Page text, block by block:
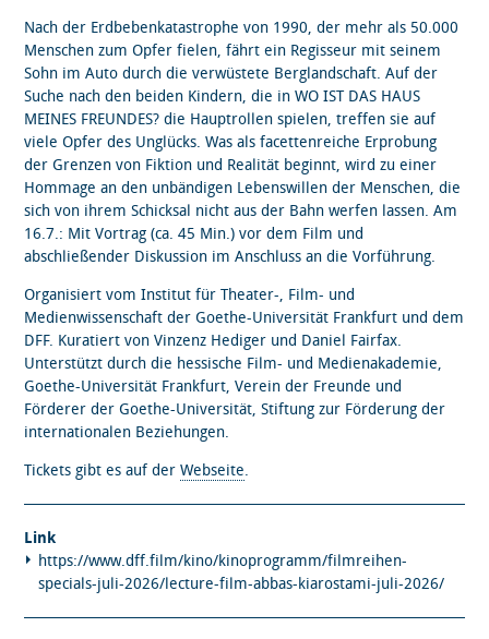
Nach der Erdbebenkatastrophe von 1990, der mehr als 50.000
Menschen zum Opfer fielen, fährt ein Regisseur mit seinem
Sohn im Auto durch die verwüstete Berglandschaft. Auf der
Suche nach den beiden Kindern, die in WO IST DAS HAUS
MEINES FREUNDES? die Hauptrollen spielen, treffen sie auf
viele Opfer des Unglücks. Was als facettenreiche Erprobung
der Grenzen von Fiktion und Realität beginnt, wird zu einer
Hommage an den unbändigen Lebenswillen der Menschen, die
sich von ihrem Schicksal nicht aus der Bahn werfen lassen. Am
16.7.: Mit Vortrag (ca. 45 Min.) vor dem Film und
abschließender Diskussion im Anschluss an die Vorführung.
Organisiert vom Institut für Theater-, Film- und
Medienwissenschaft der Goethe-Universität Frankfurt und dem
DFF. Kuratiert von Vinzenz Hediger und Daniel Fairfax.
Unterstützt durch die hessische Film- und Medienakademie,
Goethe-Universität Frankfurt, Verein der Freunde und
Förderer der Goethe-Universität, Stiftung zur Förderung der
internationalen Beziehungen.
Tickets gibt es auf derWebseite.
Link
https://www.dff.film/kino/kinoprogramm/filmreihen-
specials-juli-2026/lecture-film-abbas-kiarostami-juli-2026/